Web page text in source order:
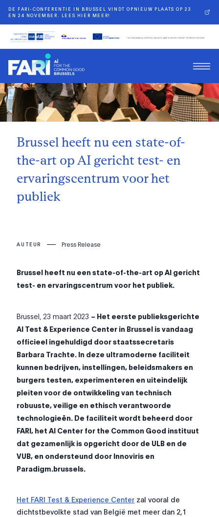
DE FARI-CONFERENTIE IN BRUSSEL VINDT OPNIEUW PLAATS OP 23
EN 24 NOVEMBER. LEES HIER MEER!
Terug
Brussel heeft nu een state-of-
the-art op AI gericht test- en
ervaringscentrum voor het
publiek
AUTEUR Press Release
Brussel heeft nu een state-of-the-art op AI gericht
test- en ervaringscentrum voor het publiek.
Brussel, 23 maart 2023 – Het eerste publieksgerichte
AI Test & Experience Center in Brussel is vandaag
officieel ingehuldigd door staatssecretaris
Barbara Trachte. In deze ultramoderne faciliteit
kunnen bedrijven, instellingen, beleidsmakers en
burgers testen, experimenteren en uiteindelijk
pleiten voor de ontwikkeling van technisch
robuuste, veilige en ethisch verantwoorde
technologieën. De faciliteit wordt beheerd door
FARI, het AI Center for the Common Good instituut
dat gezamenlijk is opgericht door de ULB en de
VUB, en ondersteund door Innoviris en
Paradigm.brussels.
Het FARI Test & Experience Center zal vooral de
dichtstbevolkte stad van België met meer dan 2,1